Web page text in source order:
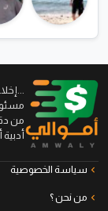
من
أدبية
سياسة الخصوصية
من نحن ؟